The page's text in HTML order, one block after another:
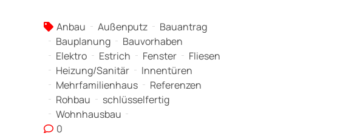
Anbau Außenputz
Bauantrag
Bauplanung
Bauvorhaben
Elektro
Estrich Fenster
Fliesen
Heizung/Sanitär
Innentüren
Mehrfamilienhaus
Referenzen
Rohbau
schlüsselfertig
Wohnhausbau
0